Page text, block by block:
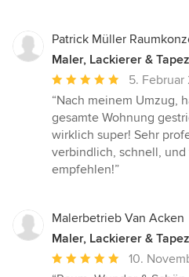
Patrick Müller
Maler, Lackierer &
Durchschnittliche
Bewertung:
5
von
5
Sternen
5. Februar
“Nach meinem Umzug,
gesamte Wohnung
wirklich super! Sehr
verbindlich, schnell,
empfehlen!”
Malerbetrieb Van Acken
Maler, Lackierer &
Durchschnittliche
10.